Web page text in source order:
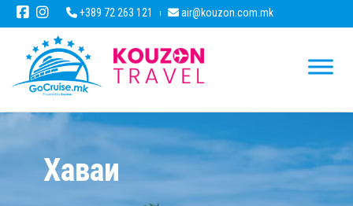
+389 72 263 121 air@kouzon.com.mk
Хаваи